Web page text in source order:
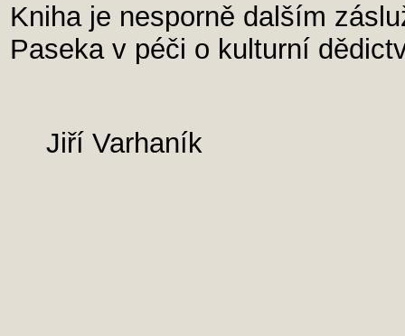
Kniha je nesporně dalším
Paseka v péči o kulturní
Jiří Varhaník